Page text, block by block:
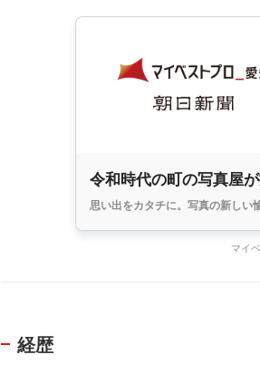
令和時代の町の写真屋
思い出をカタチに。写真の新しい
マイ
経歴